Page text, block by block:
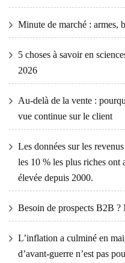
Minute de marché : armes,
5 choses à savoir en
2026
Au-delà de la vente :
vue continue sur le client
Les données sur les
les 10 % les plus riches ont
élevée depuis 2000.
Besoin de prospects B2B ?
L’inflation a culminé en
d’avant-guerre n’est pas